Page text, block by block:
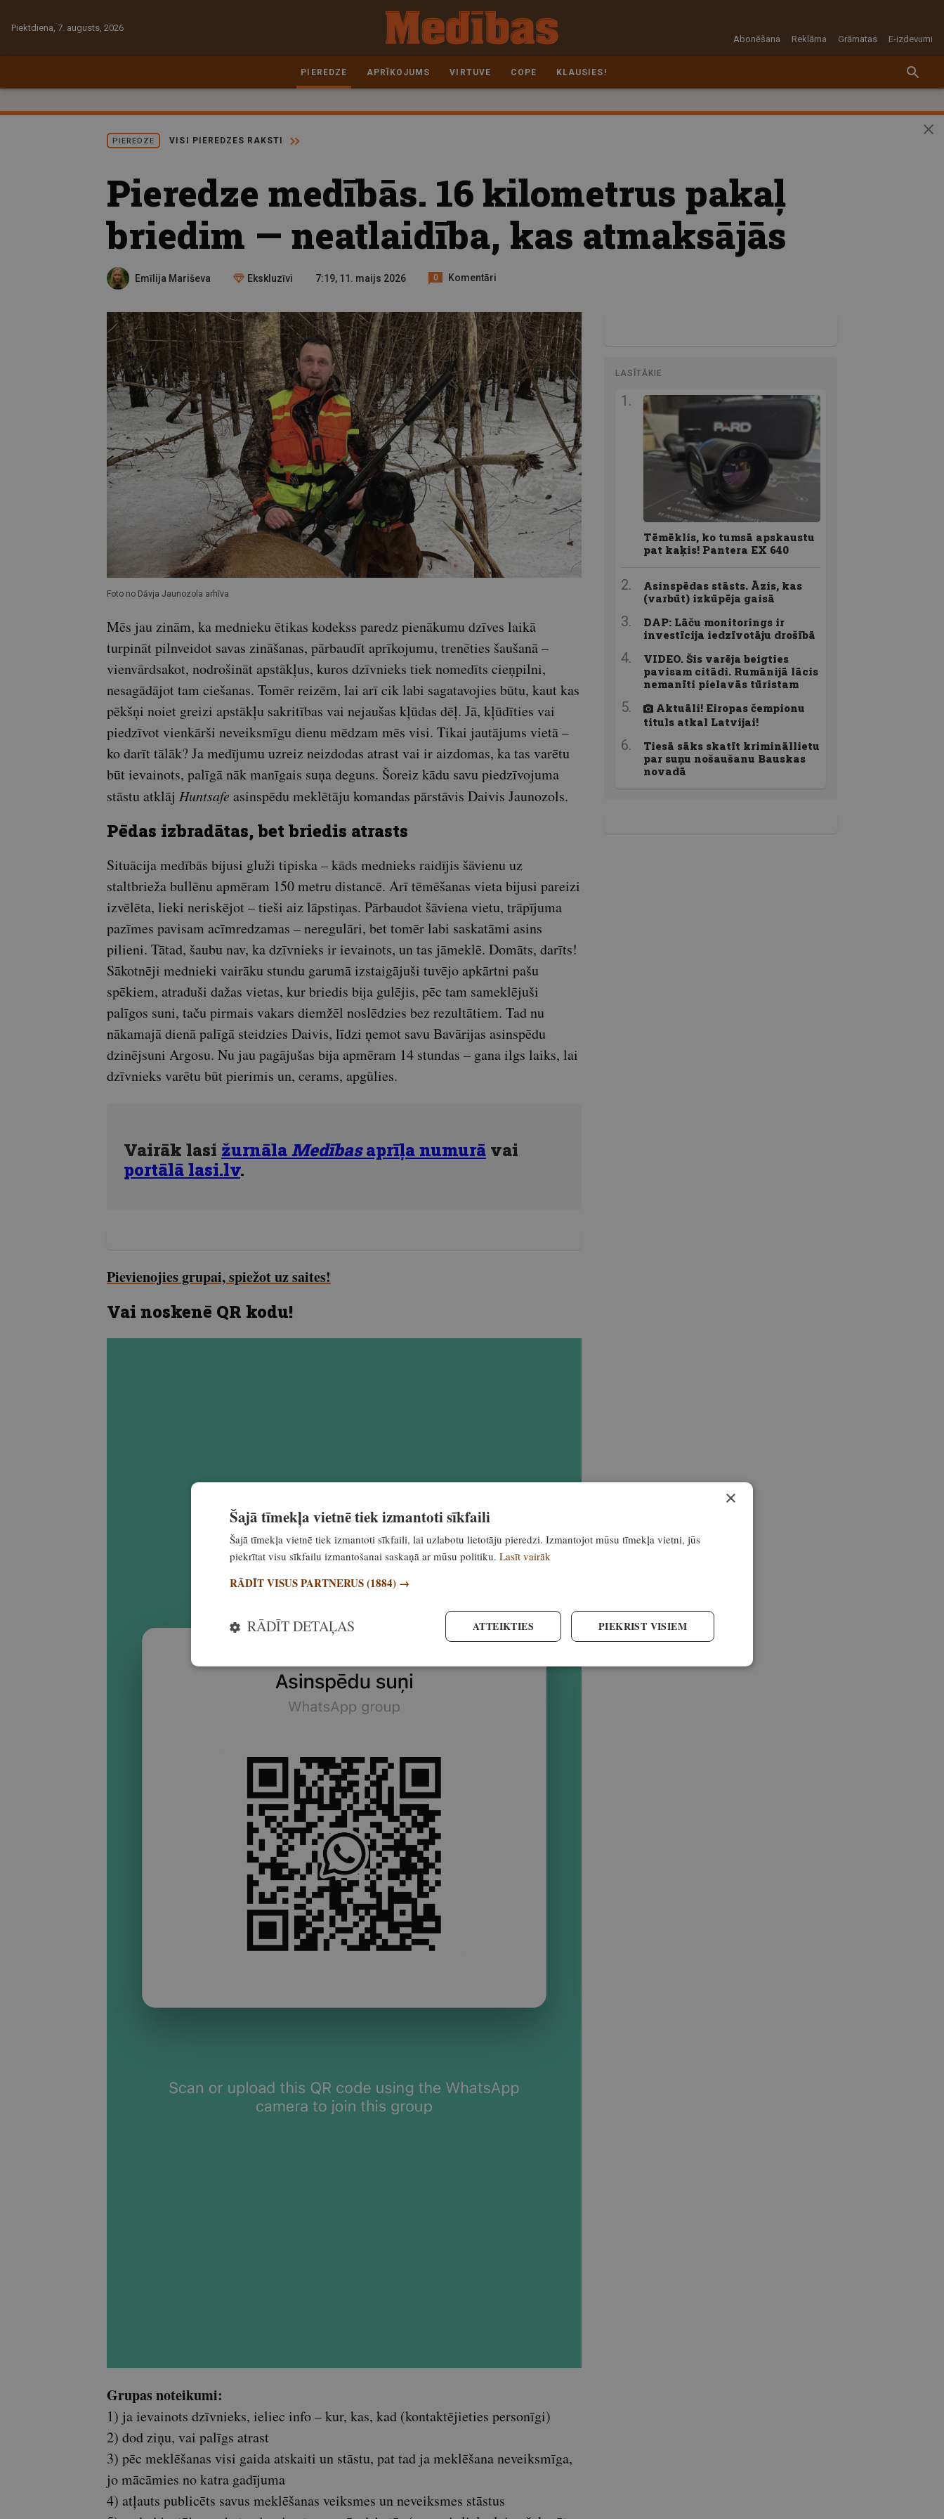
Piektdiena, 7. augusts, 2026
Abonēšana
Reklāma Grāmatas E-izdevumi
PIEREDZE APRĪKOJUMS VIRTUVE COPE KLAUSIES!
PIEREDZE VISI PIEREDZES RAKSTI
Pieredze medībās. 16 kilometrus pakaļ
briedim — neatlaidība, kas atmaksājās
Emīlija Mariševa Ekskluzīvi 7:19, 11. maijs 2026 0 Komentāri
Foto no Dāvja Jaunozola arhīva
Mēs jau zinām, ka mednieku ētikas kodekss paredz pienākumu dzīves laikā
turpināt pilnveidot savas zināšanas, pārbaudīt aprīkojumu, trenēties šaušanā –
vienvārdsakot, nodrošināt apstākļus, kuros dzīvnieks tiek nomedīts cieņpilni,
nesagādājot tam ciešanas. Tomēr reizēm, lai arī cik labi sagatavojies būtu, kaut kas
pēkšņi noiet greizi apstākļu sakritības vai nejaušas kļūdas dēļ. Jā, kļūdīties vai
piedzīvot vienkārši neveiksmīgu dienu mēdzam mēs visi. Tikai jautājums vietā –
ko darīt tālāk? Ja medījumu uzreiz neizdodas atrast vai ir aizdomas, ka tas varētu
būt ievainots, palīgā nāk manīgais suņa deguns. Šoreiz kādu savu piedzīvojuma
stāstu atklāj Huntsafe asinspēdu meklētāju komandas pārstāvis Daivis Jaunozols.
Pēdas izbradātas, bet briedis atrasts
Situācija medībās bijusi gluži tipiska – kāds mednieks raidījis šāvienu uz
staltbrieža bullēnu apmēram 150 metru distancē. Arī tēmēšanas vieta bijusi pareizi
izvēlēta, lieki neriskējot – tieši aiz lāpstiņas. Pārbaudot šāviena vietu, trāpījuma
pazīmes pavisam acīmredzamas – neregulāri, bet tomēr labi saskatāmi asins
pilieni. Tātad, šaubu nav, ka dzīvnieks ir ievainots, un tas jāmeklē. Domāts, darīts!
Sākotnēji mednieki vairāku stundu garumā izstaigājuši tuvējo apkārtni pašu
spēkiem, atraduši dažas vietas, kur briedis bija gulējis, pēc tam sameklējuši
palīgos suni, taču pirmais vakars diemžēl noslēdzies bez rezultātiem. Tad nu
nākamajā dienā palīgā steidzies Daivis, līdzi ņemot savu Bavārijas asinspēdu
dzinējsuni Argosu. Nu jau pagājušas bija apmēram 14 stundas – gana ilgs laiks, lai
dzīvnieks varētu būt pierimis un, cerams, apgūlies.
Vairāk lasi žurnālaMedībasaprīļa numurā vai
portālā lasi.lv.
Pievienojies grupai, spiežot uz saites!
Vai noskenē QR kodu!
Grupas noteikumi:
1) ja ievainots dzīvnieks, ieliec info – kur, kas, kad (kontaktējieties personīgi)
2) dod ziņu, vai palīgs atrast
3) pēc meklēšanas visi gaida atskaiti un stāstu, pat tad ja meklēšana neveiksmīga,
jo mācāmies no katra gadījuma
4) atļauts publicēts savus meklēšanas veiksmes un neveiksmes stāstus
LASĪTĀKIE
Tēmēklis, ko tumsā apskaustu
pat kaķis! Pantera EX 640
Asinspēdas stāsts. Āzis, kas
(varbūt) izkūpēja gaisā
DAP: Lāču monitorings ir
investīcija iedzīvotāju drošībā
VIDEO. Šis varēja beigties
pavisam citādi. Rumānijā lācis
nemanīti pielavās tūristam
Aktuāli! Eiropas čempionu
tituls atkal Latvijai!
Tiesā sāks skatīt krimināllietu
par suņu nošaušanu Bauskas
novadā
×
Šajā tīmekļa vietnē tiek izmantoti sīkfaili
Šajā tīmekļa vietnē tiek izmantoti sīkfaili, lai uzlabotu lietotāju pieredzi. Izmantojot mūsu tīmekļa vietni, jūs
piekrītat visu sīkfailu izmantošanai saskaņā ar mūsu politiku. Lasīt vairāk
RĀDĪT VISUS PARTNERUS(1884) →
PIEKRIST VISIEM
ATTEIKTIES
RĀDĪT DETAĻAS